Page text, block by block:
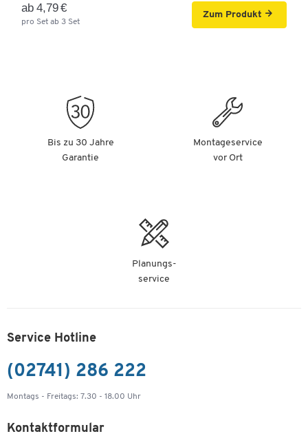
ab 4,79 €
pro Set ab 3 Set
Zum Produkt
Bis zu 30 Jahre
Garantie
Montageservice
vor Ort
Planungs-
service
Service Hotline
(02741) 286 222
Montags - Freitags: 7.30 - 18.00 Uhr
Kontaktformular